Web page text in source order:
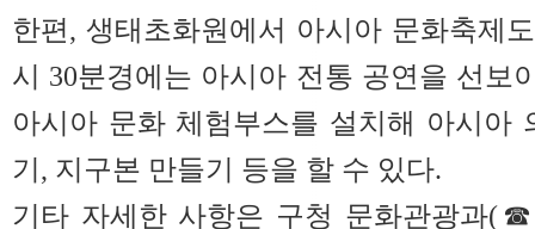
한편, 생태초화원에서 아시아 문화축제
시 30분경에는 아시아 전통 공연을 선보
아시아 문화 체험부스를 설치해 아시아
기, 지구본 만들기 등을 할 수 있다.
기타 자세한 사항은 구청 문화관광과